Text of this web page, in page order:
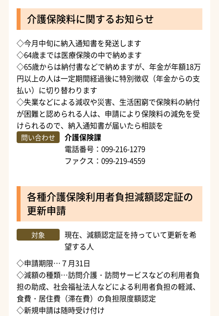
介護保険料に関するお知らせ
◇今月中旬に納入通知書を発送します
◇64歳までは医療保険の中で納めます
◇65歳からは納付書などで納めますが、年金が年額18万
円以上の人は一定期間経過後に特別徴収（年金からの支
払い）に切り替わります
◇失業などによる減収や災害、生活困窮で保険料の納付
が困難と認められる人は、申請により保険料の減免を受
けられるので、納入通知書が届いたら相談を
問い合わせ
介護保険課
電話番号：099-216-1279
ファクス：099-219-4559
各種介護保険利用者負担減額認定証の
更新申請
対象
現在、減額認定証を持っていて更新を希
望する人
◇申請期限…７月31日
◇減額の種類…訪問介護・訪問サービスなどの利用者負
担の助成、社会福祉法人などによる利用者負担の軽減、
食費・居住費（滞在費）の負担限度額認定
◇新規申請は随時受け付け